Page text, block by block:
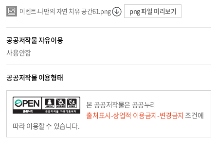
이벤트-나만의 자연 치유 공간61.png png 파일 미리보기
공공저작물 자유이용
사용안함
공공저작물 이용형태
본 공공저작물은 공공누리
출처표시-상업적 이용금지-변경금지 조건에
따라 이용할 수 있습니다.